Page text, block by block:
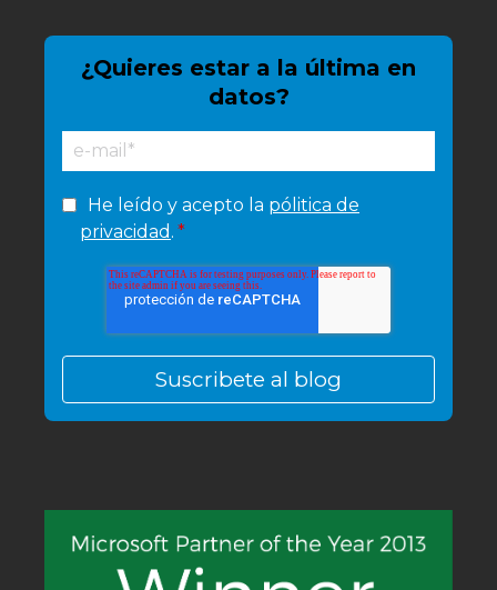
¿Quieres estar a la última en
datos?
He leído y acepto la pólitica de
privacidad . *